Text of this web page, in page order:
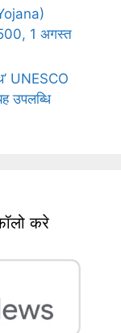
1 अगस्त
UNESCO
उपलब्धि
करे